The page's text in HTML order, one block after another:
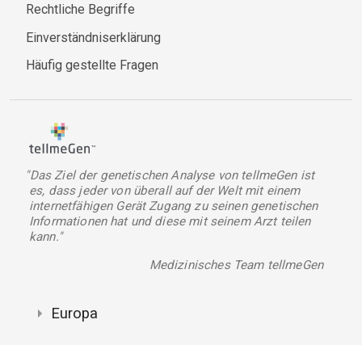
Rechtliche Begriffe
Einverständniserklärung
Häufig gestellte Fragen
"Das Ziel der genetischen Analyse von tellmeGen ist
es, dass jeder von überall auf der Welt mit einem
internetfähigen Gerät Zugang zu seinen genetischen
Informationen hat und diese mit seinem Arzt teilen
kann."
Medizinisches Team tellmeGen
Europa